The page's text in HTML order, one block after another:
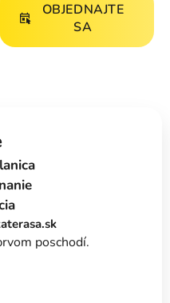
OBJEDNAJTE
SA
poschodí.